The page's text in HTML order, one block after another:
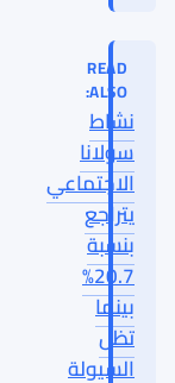
READ
ALSO:
نشاط
سولانا
الاجتماعي
يتراجع
بنسبة
20.7%
بينما
تظل
السيولة